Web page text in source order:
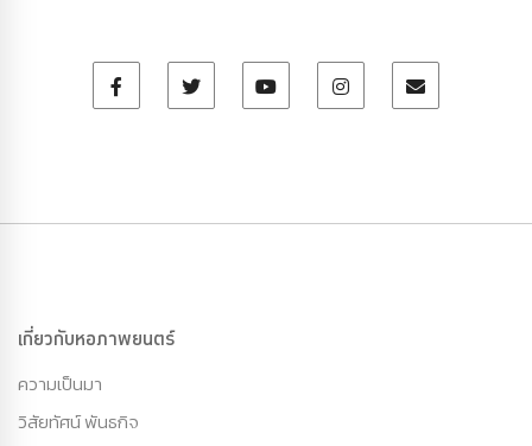
เกี่ยวกับหอภาพยนตร์
ความเป็นมา
วิสัยทัศน์ พันธกิจ